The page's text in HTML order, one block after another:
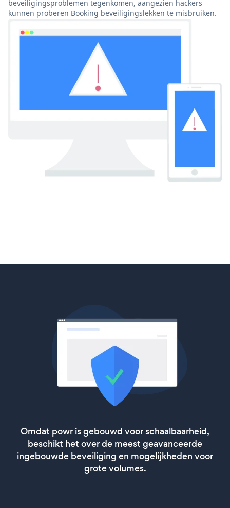
beveiligingsproblemen tegenkomen, aangezien hackers
kunnen proberen Booking beveiligingslekken te misbruiken.
Omdat powr is gebouwd voor schaalbaarheid,
beschikt het over de meest geavanceerde
ingebouwde beveiliging en mogelijkheden voor
grote volumes.